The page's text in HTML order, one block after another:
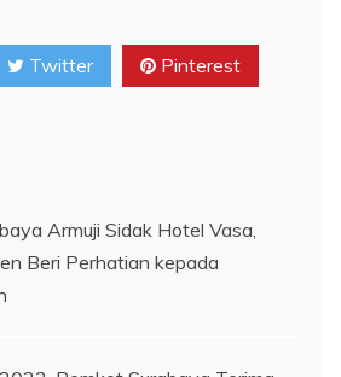
Twitter Pinterest
Armuji Sidak Hotel Vasa,
Beri Perhatian kepada